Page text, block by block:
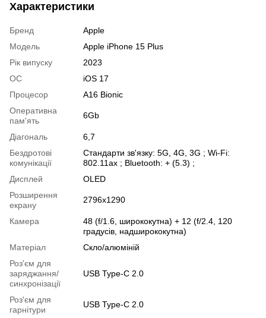
Характеристики
Бренд
Apple
Модель
Apple iPhone 15 Plus
Рік випуску
2023
ОС
iOS 17
Процесор
A16 Bionic
Оперативна
пам'ять
6Gb
Діагональ
6,7
Бездротові
комунікації
Стандарти зв'язку: 5G, 4G, 3G ; Wi-Fi:
802.11ax ; Bluetooth: + (5.3) ;
Дисплей
OLED
Розширення
екрану
2796x1290
Камера
48 (f/1.6, ширококутна) + 12 (f/2.4, 120
градусів, надширококутна)
Матеріал
Скло/алюміній
Роз'єм для
заряджання/
синхронізації
USB Type-C 2.0
Роз'єм для
гарнітури
USB Type-C 2.0